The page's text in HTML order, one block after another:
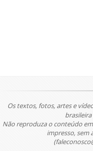
Os textos, fotos, artes e
Não reproduza o conteúdo
impresso, sem